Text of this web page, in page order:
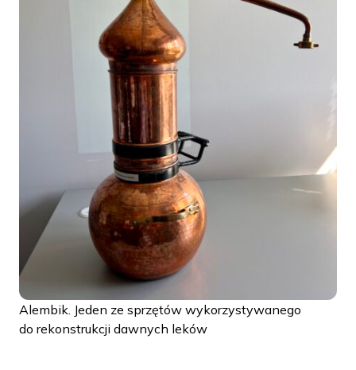
Alembik. Jeden ze sprzętów wykorzystywanego
do rekonstrukcji dawnych leków